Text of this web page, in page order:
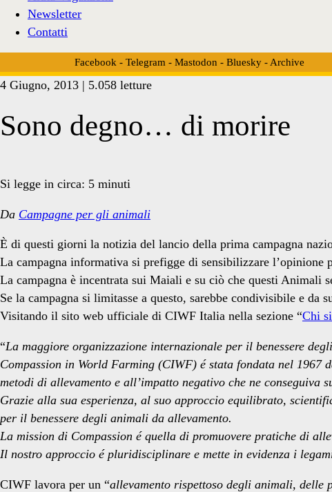
Newsletter
Contatti
Facebook - Telegram - Mastodon - Bluesky- Archive
4 Giugno, 2013 | 5.058 letture
Sono degno… di morire
Si legge in circa: 5 minuti
Da Campagne per gli animali
È di questi giorni la notizia del lancio della prima campagna
La campagna informativa si prefigge di sensibilizzare
La campagna è incentrata sui Maiali e su ciò che questi Animali
Se la campagna si limitasse a questo, sarebbe condivisibile e da
Visitando il sito web ufficiale di CIWF Italia nella sezione “Chi
“La maggiore organizzazione internazionale per il benessere
Compassion in World Farming (CIWF) é stata fondata nel 1967
metodi di allevamento e all’impatto negativo che ne conseguiva
Grazie alla sua esperienza, al suo approccio equilibrato,
per il benessere degli animali da allevamento.
La mission di Compassion é quella di promuovere pratiche di
Il nostro approccio é pluridisciplinare e mette in evidenza i
CIWF lavora per un “allevamento rispettoso degli animali, delle